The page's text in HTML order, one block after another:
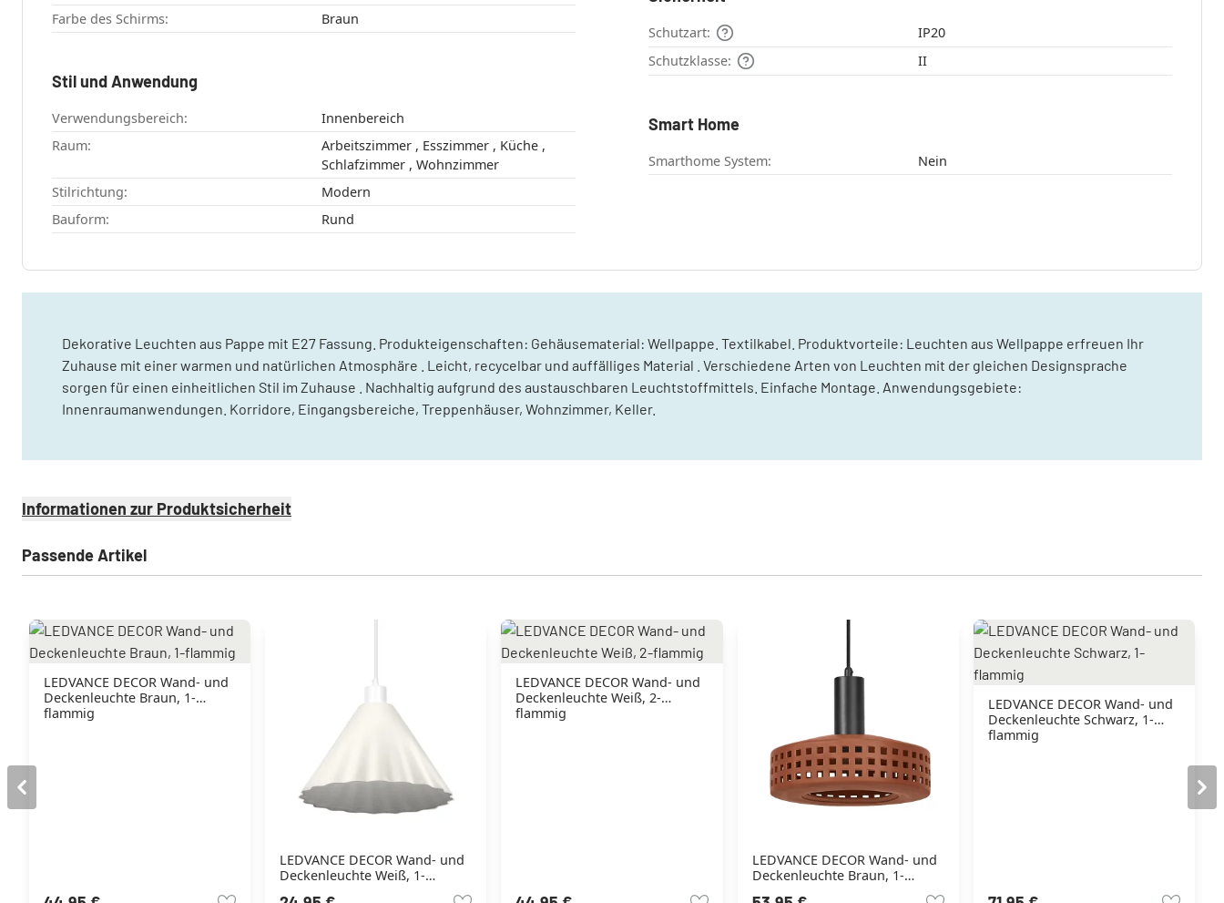
Farbe des Schirms:
Braun
Stil und Anwendung
Verwendungsbereich:
Innenbereich
Raum:
Arbeitszimmer , Esszimmer , Küche ,
Schlafzimmer , Wohnzimmer
Stilrichtung:
Modern
Bauform:
Rund
Schutzart:
IP20
Schutzklasse:
II
Smart Home
Smarthome System: Nein
Dekorative Leuchten aus Pappe mit E27 Fassung. Produkteigenschaften: Gehäusematerial: Wellpappe. Textilkabel. Produktvorteile: Leuchten aus Wellpappe erfreuen Ihr
Zuhause mit einer warmen und natürlichen Atmosphäre . Leicht, recycelbar und auffälliges Material . Verschiedene Arten von Leuchten mit der gleichen Designsprache
sorgen für einen einheitlichen Stil im Zuhause . Nachhaltig aufgrund des austauschbaren Leuchtstoffmittels. Einfache Montage. Anwendungsgebiete:
Innenraumanwendungen. Korridore, Eingangsbereiche, Treppenhäuser, Wohnzimmer, Keller.
Informationen zur Produktsicherheit
Passende Artikel
LEDVANCE DECOR Wand- und
Deckenleuchte Braun, 1-
flammig
LEDVANCE DECOR Wand- und
Deckenleuchte Weiß, 1-
LEDVANCE DECOR Wand- und
Deckenleuchte Weiß, 2-
flammig
LEDVANCE DECOR Wand- und
Deckenleuchte Braun, 1-
LEDVANCE DECOR Wand- und
Deckenleuchte Schwarz, 1-
flammig